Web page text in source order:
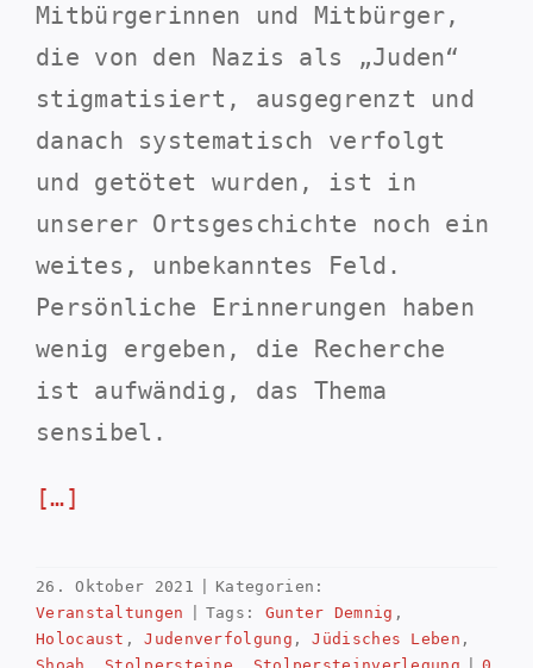
Mitbürgerinnen und Mitbürger,
die von den Nazis als „Juden“
stigmatisiert, ausgegrenzt und
danach systematisch verfolgt
und getötet wurden, ist in
unserer Ortsgeschichte noch ein
weites, unbekanntes Feld.
Persönliche Erinnerungen haben
wenig ergeben, die Recherche
ist aufwändig, das Thema
sensibel.
[…]
26. Oktober 2021
Kategorien:
Veranstaltungen
Tags: Gunter Demnig ,
Holocaust ,Judenverfolgung ,Jüdisches Leben ,